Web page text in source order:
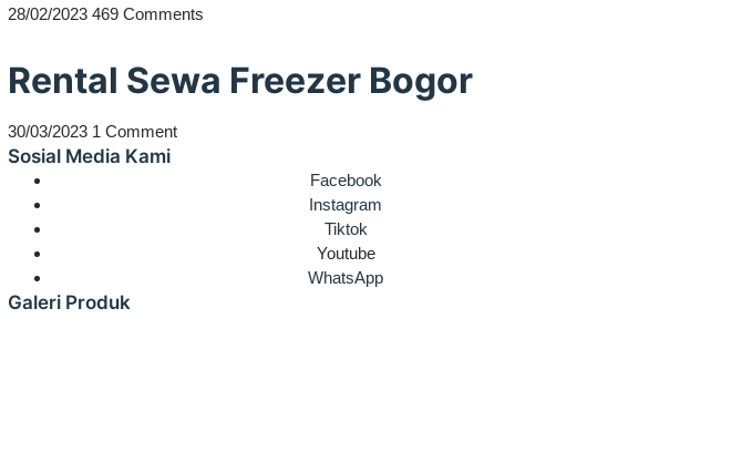
28/02/2023 469 Comments
Rental Sewa Freezer Bogor
30/03/2023 1 Comment
Sosial Media Kami
Facebook
Instagram
Tiktok
Youtube
WhatsApp
Galeri Produk